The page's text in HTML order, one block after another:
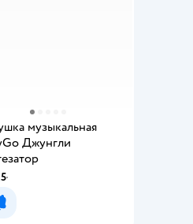
музыкальная
Джунгли
Уведомить о появлении